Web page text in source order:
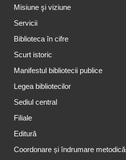
Misiune şi viziune
Servicii
Biblioteca în cifre
Scurt istoric
Manifestul bibliotecii publice
Legea bibliotecilor
Sediul central
Filiale
Editură
Coordonare și îndrumare metodică